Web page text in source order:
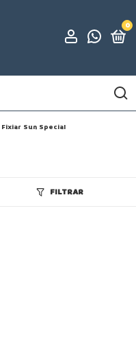
0
Fixiar Sun Special
FILTRAR